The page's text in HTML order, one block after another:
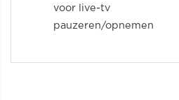
voor live-tv
pauzeren/opnemen